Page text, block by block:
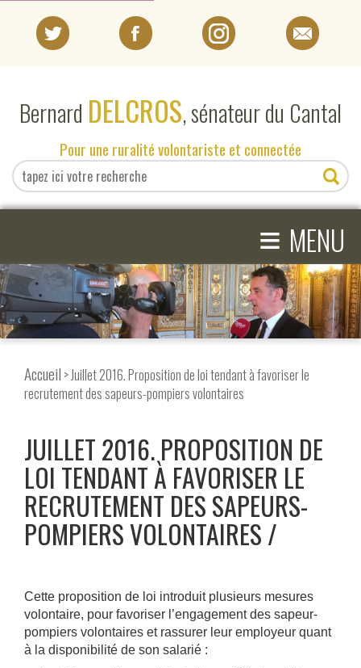
Bernard DELCROS, sénateur du Cantal
Pour une ruralité volontariste et connectée
≡ MENU
EN DIRECT DU SÉNAT
EN DIRECT DU CANTAL
COMPRENDRE LE SÉNAT
Accueil > Juillet 2016. Proposition de loi tendant à favoriser le
recrutement des sapeurs-pompiers volontaires
JUILLET 2016. PROPOSITION DE
LOI TENDANT À FAVORISER LE
RECRUTEMENT DES SAPEURS-
POMPIERS VOLONTAIRES
Cette proposition de loi introduit plusieurs mesures
volontaire, pour favoriser l’engagement des sapeur-
pompiers volontaires et rassurer leur employeur quant
à la disponibilité de son salarié :